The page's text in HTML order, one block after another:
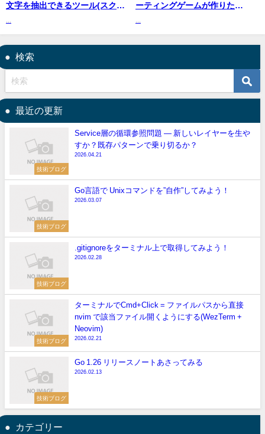
文字を抽出できるツール(スクレ
ーティングゲームが作りた
検索
最近の更新
技術ブログ
Service層の循環参照問題 — 新しいレイヤーを生や
すか？既存パターンで乗り切るか？
2026.04.21
技術ブログ
Go言語で Unixコマンドを”自作”してみよう！
2026.03.07
技術ブログ
.gitignoreをターミナル上で取得してみよう！
2026.02.28
技術ブログ
ターミナルでCmd+Click = ファイルパスから直接
nvim で該当ファイル開くようにする(WezTerm +
Neovim)
2026.02.21
技術ブログ
Go 1.26 リリースノートあさってみる
2026.02.13
カテゴリー